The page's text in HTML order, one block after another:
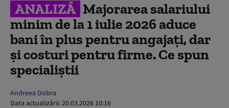
ANALIZĂ Majorarea salariului
minim de la 1 iulie 2026 aduce
bani în plus pentru angajați, dar
și costuri pentru firme. Ce spun
specialiștii
Andreea Dobra
Data actualizării:20.03.2026 10:16